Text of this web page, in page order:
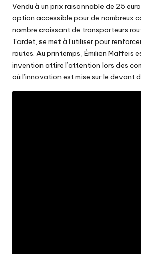
Vendu à un prix raisonnable de 25
option accessible pour de nombreux
nombre croissant de transporteurs
Tardet, se met à l’utiliser pour
routes. Au printemps, Émilien Maffeïs
invention attire l’attention lors des
où l’innovation est mise sur le devant